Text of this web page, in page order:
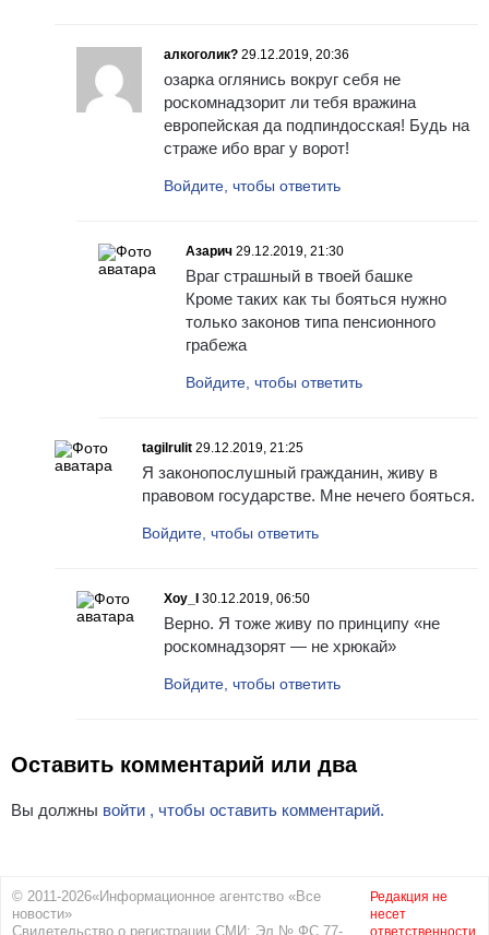
алкоголик? 29.12.2019, 20:36
озарка оглянись вокруг себя не
роскомнадзорит ли тебя вражина
европейская да подпиндосская! Будь на
страже ибо враг у ворот!
Войдите, чтобы ответить
Азарич 29.12.2019, 21:30
Враг страшный в твоей башке
Кроме таких как ты бояться нужно
только законов типа пенсионного
грабежа
Войдите, чтобы ответить
tagilrulit 29.12.2019, 21:25
Я законопослушный гражданин, живу в
правовом государстве. Мне нечего бояться.
Войдите, чтобы ответить
Xoy_I 30.12.2019, 06:50
Верно. Я тоже живу по принципу «не
роскомнадзорят — не хрюкай»
Войдите, чтобы ответить
Оставить комментарий или два
Вы должны войти , чтобы оставить комментарий.
© 2011-2026«Информационное агентство «Все
новости»
Свидетельство о регистрации СМИ: Эл № ФС 77-
Редакция не
несет